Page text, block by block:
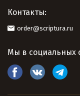
Контакты:
order@scriptura.ru
Мы в социальных